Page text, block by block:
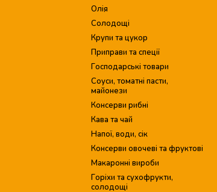
Олія
Солодощі
Крупи та цукор
Приправи та спеції
Господарські товари
Соуси, томатні пасти,
майонези
Консерви рибні
Кава та чай
Напої, води, сік
Консерви овочеві та фруктові
Макаронні вироби
Горіхи та сухофрукти,
солодощі